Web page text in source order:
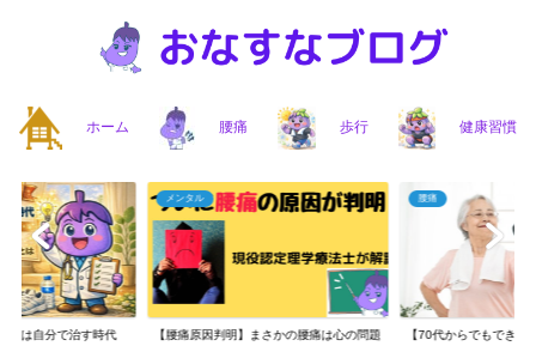
ホーム 腰痛 歩行 健康習慣
痛は自分で治す時代
メンタル
【腰痛原因判明】まさかの腰痛は心の問題
腰痛
【70代からでもできる